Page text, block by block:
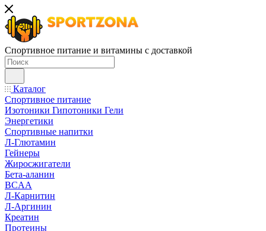
Спортивное питание и витамины с доставкой
Каталог
Спортивное питание
Изотоники Гипотоники Гели
Энергетики
Спортивные напитки
Л-Глютамин
Гейнеры
Жиросжигатели
Бета-аланин
BCAA
Л-Карнитин
Л-Аргинин
Креатин
Протеины